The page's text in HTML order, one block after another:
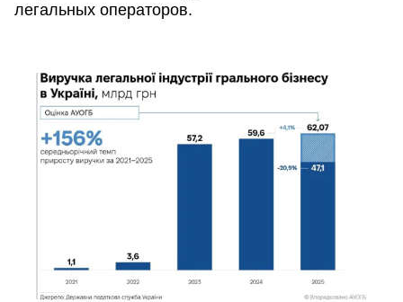
легальных операторов.